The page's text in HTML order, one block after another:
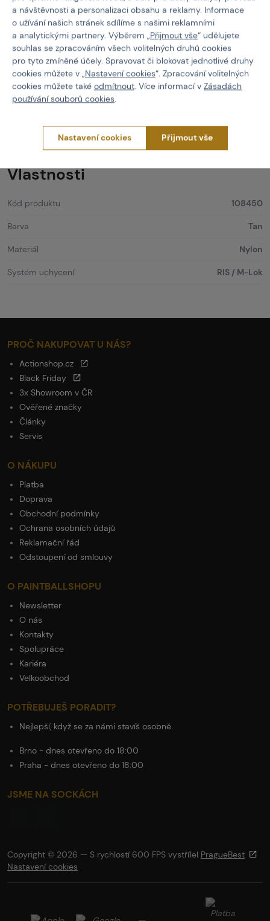
Dvojitý tlakový spínač pro svítilny a PEQY, RIS/M-lok
Montáž na M-LOK
Montážní šrouby
Díky univerzální kompatibilitě a intuitivnímu ovládání jeDvojitý
tlakový spínačideálním řešením pro každého, kdo chce zlepšit
manipulaci se svou taktickou výbavou.
Lasery / Peqy Wosport
svítilny a PEQY, RIS/M-lok
Vlastnosti
Kód produktu 108450
Barva Tan
Materiál Nylon
Systém uchycení RIS / M-Lok
PROČ NAKUPOVAT U NÁS?
Actionshop.cz
Black Friday
3x Showroom v ČR
Ověřené značky
Články
Servis
O NÁKUPU
Platba
Doprava
Obchodní podmínky
Ochrana osobních údajů
Reklamační řád
Odstoupení od smlouvy
O PAINTBALLSHOPU
Newsletter
O nás
Kontakty
Spolupráce
Kariéra
Velkoobchod
POTŘEBUJEŠ PORADIT?
Nejlepší, když se za námi stavíš osobně
Brno - dnes otevřeno do 18:00
Praha - dnes otevřeno do 18:00
JSME NA SOCKÁCH
Copyright © 2026 — S rychlostí 600 FPS vystřílel PragueBest
Nastavení cookies
a návštěvnosti a personalizaci obsahu a reklamy. Informace
o užívání našich stránek sdílíme s našimi reklamními
a analytickými partnery. Výběrem „Přijmout vše“ udělujete
souhlas se zpracováním všech volitelných druhů cookies
pro tyto zmíněné účely. Spravovat či blokovat jednotlivé druhy
cookies můžete v „Nastavení cookies“. Zpracování volitelných
cookies můžete také odmítnout. Více informací v Zásadách
používání souborů cookies.
Nastavení cookies Přijmout vše